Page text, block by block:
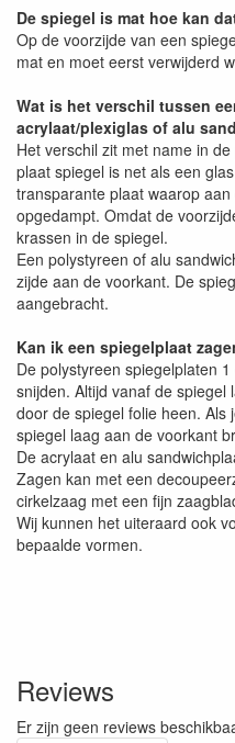
De spiegel is mat hoe kan
Op de voorzijde van een
mat en moet eerst verwijderd
Wat is het verschil tussen
acrylaat/plexiglas of alu
Het verschil zit met name in
plaat spiegel is net als een
transparante plaat waarop
opgedampt. Omdat de
krassen in de spiegel.
Een polystyreen of alu
zijde aan de voorkant. De
aangebracht.
Kan ik een spiegelplaat
De polystyreen spiegelplaten
snijden. Altijd vanaf de
door de spiegel folie heen.
spiegel laag aan de voorkant
De acrylaat en alu
Zagen kan met een
cirkelzaag met een fijn
Wij kunnen het uiteraard ook
bepaalde vormen.
Reviews
Er zijn geen reviews